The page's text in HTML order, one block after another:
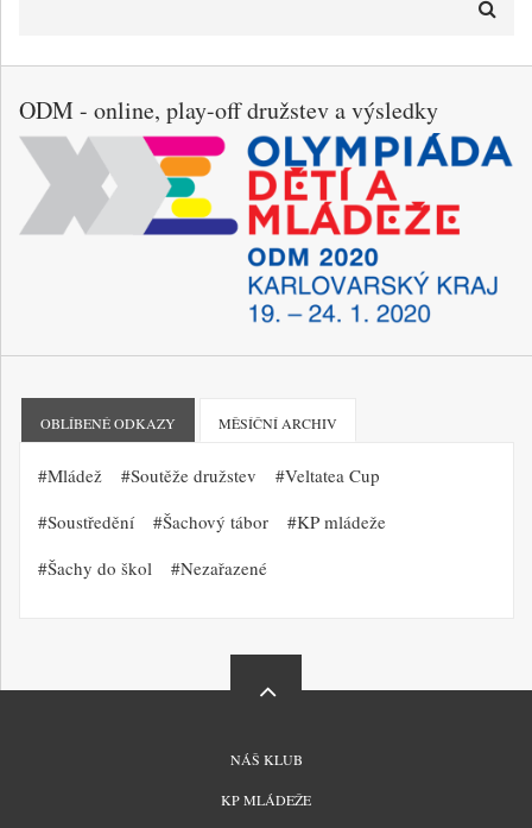
ODM - online, play-off družstev a výsledky
OBLÍBENÉ ODKAZY MĚSÍČNÍ ARCHIV
Mládež Soutěže družstev
Veltatea Cup
Soustředění
Šachový tábor
KP mládeže
Šachy do škol
Nezařazené
NÁŠ KLUB
KP MLÁDEŽE